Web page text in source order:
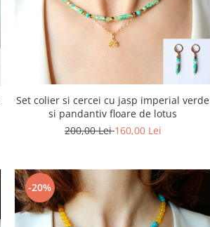
Set colier si cercei cu jasp imperial verde
si pandantiv floare de lotus
200,00 Lei160,00 Lei
-20%